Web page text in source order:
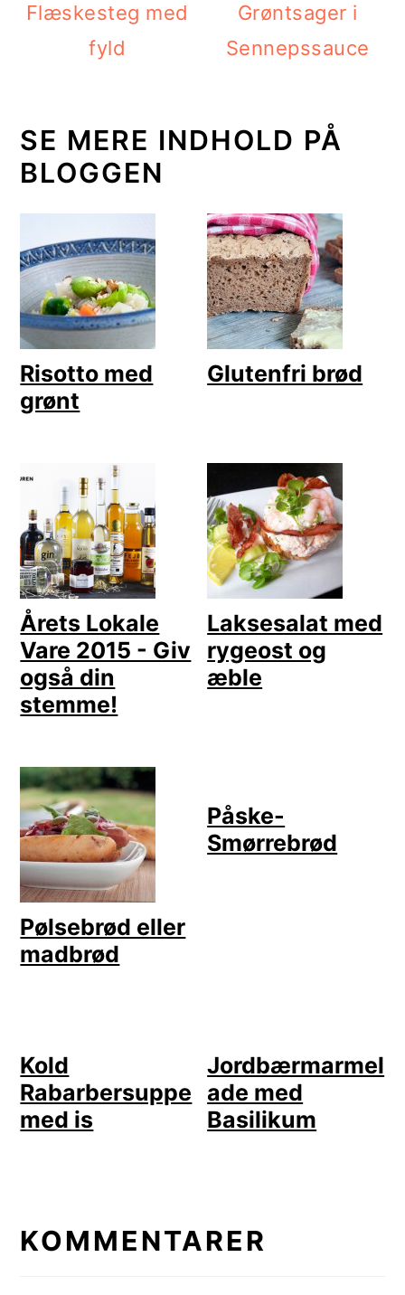
Flæskesteg med
fyld
Grøntsager i
Sennepssauce
SE MERE INDHOLD PÅ
BLOGGEN
Risotto med
grønt
Glutenfri brød
Årets Lokale
Vare 2015 - Giv
også din
stemme!
Laksesalat med
rygeost og
æble
Pølsebrød eller
madbrød
Påske-
Smørrebrød
Kold
Rabarbersuppe
med is
Jordbærmarmel
ade med
Basilikum
KOMMENTARER